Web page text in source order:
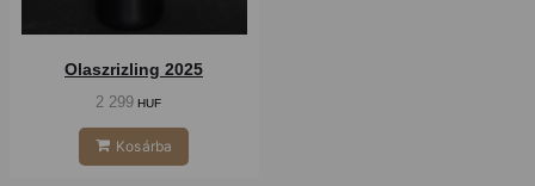
Olaszrizling 2025
2 299HUF
Kosárba